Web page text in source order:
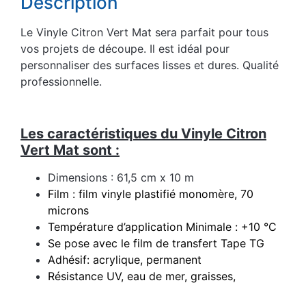
Le Vinyle Citron Vert Mat sera parfait pour tous
vos projets de découpe. Il est idéal pour
personnaliser des surfaces lisses et dures. Qualité
professionnelle.
Les caractéristiques du Vinyle Citron
Vert Mat sont :
Dimensions : 61,5 cm x 10 m
Film : film vinyle plastifié monomère, 70
microns
Température d’application Minimale : +10 °C
Se pose avec le film de transfert Tape TG
Adhésif: acrylique, permanent
Résistance UV, eau de mer, graisses,